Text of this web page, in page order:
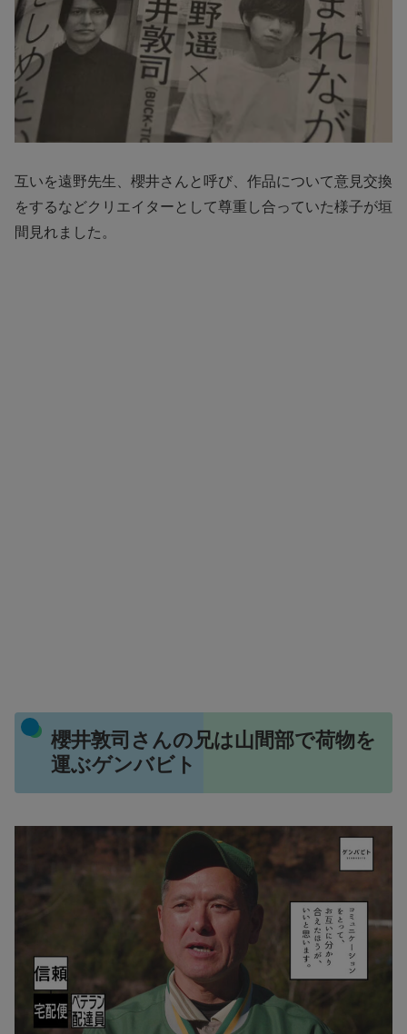
互いを遠野先生、櫻井さんと呼び、作品について意見交換
をするなどクリエイターとして尊重し合っていた様子が垣
間見れました。
櫻井敦司さんの兄は山間部で荷物を
運ぶゲンバビト